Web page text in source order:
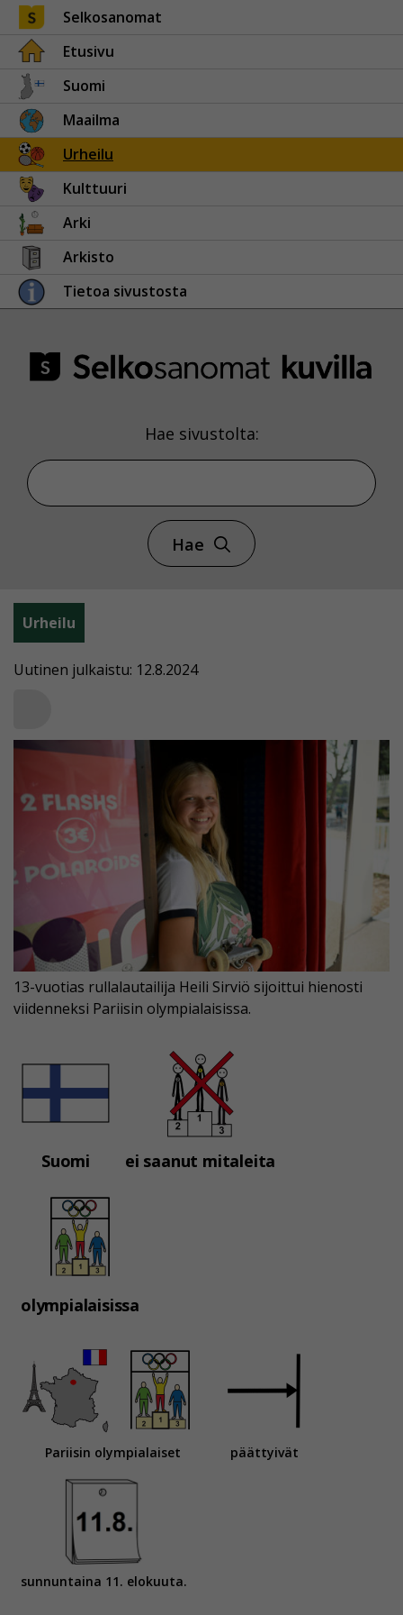
Selkosanomat
Etusivu
Suomi
Maailma
Urheilu
Kulttuuri
Arki
Arkisto
Tietoa sivustosta
Hae sivustolta:
Hae
Urheilu
Uutinen julkaistu: 12.8.2024
Suomi ei saanut mitaleita
olympialaisissa
13-vuotias rullalautailija Heili Sirviö sijoittui hienosti
viidenneksi Pariisin olympialaisissa.
Pariisin olympialaiset päättyivät
sunnuntaina 11. elokuuta.